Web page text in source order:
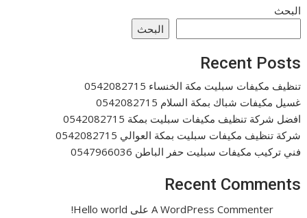
البحث
البحث
Recent Posts
تنظيف مكيفات سبليت مكة الخنساء 0542082715
غسيل مكيفات شباك بمكة السلام 0542082715
افضل شركة تنظيف مكيفات سبليت بمكة 0542082715
شركة تنظيف مكيفات سبليت بمكة العوالي 0542082715
فني تركيب مكيفات سبليت حفر الباطن 0547966036
Recent Comments
A WordPress Commenter على Hello world!